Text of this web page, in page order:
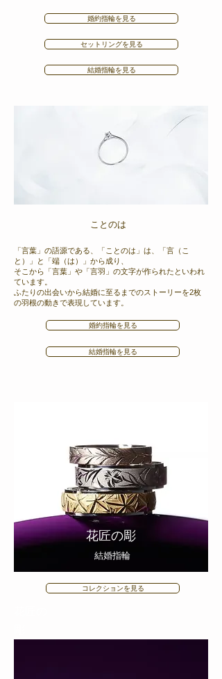
婚約指輪を見る
セットリングを見る
結婚指輪を見る
ことのは
「言葉」の語源である、「ことのは」は、「言（こ
と）」と「端（は）」から成り、
そこから「言葉」や「言羽」の文字が作られたといわれ
ています。
ふたりの出会いから結婚に至るまでのストーリーを2枚
の羽根の動きで表現しています。
婚約指輪を見る
結婚指輪を見る
​花匠の彫
​結婚指輪
コレクションを見る